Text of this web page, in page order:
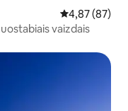
Vidutinis
4,87 (87)
vaizdais